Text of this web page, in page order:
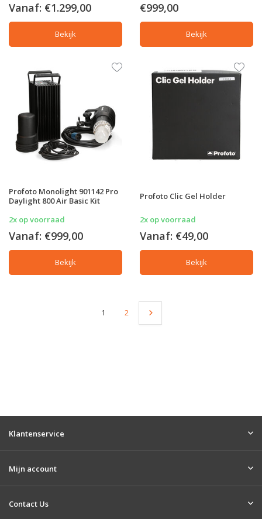
Vanaf: €1.299,00
Bekijk
€999,00
Bekijk
Profoto Monolight 901142 Pro
Daylight 800 Air Basic Kit
2x op voorraad
Vanaf: €999,00
Bekijk
Profoto Clic Gel Holder
2x op voorraad
Vanaf: €49,00
Bekijk
1 2
Klantenservice
Mijn account
Contact Us